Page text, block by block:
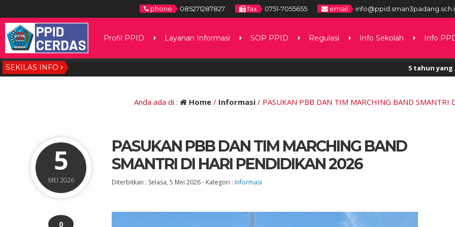
phone 085271287827 fax 0751-7055655 email
Profil PPID Layanan Informasi SOP PPID Regulasi Info Sekolah Info
SEKILAS INFO / Perolehan
Anda ada di : Home/ Informasi/ PASUKAN PBB DAN TIM MARCHING BAND
5
MEI 2026
PASUKAN PBB DAN TIM MARCHING BAND
SMANTRI DI HARI PENDIDIKAN 2026
Diterbitkan : Selasa, 5 Mei 2026- Kategori : Informasi
0